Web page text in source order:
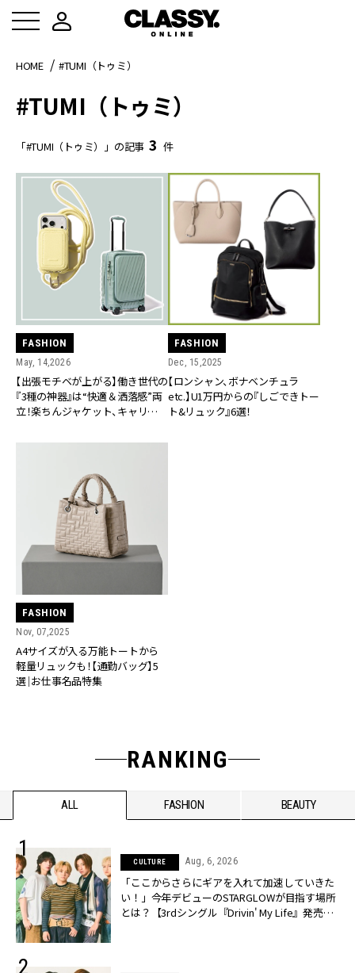
HOME #TUMI（トゥミ）
#TUMI（トゥミ）
「#TUMI（トゥミ）」の記事 3 件
FASHION
May, 14,2026
【出張モチベが上がる】働き世代の
『3種の神器』は“快適＆洒落感”両
立！楽ちんジャケット、キャリーバ
FASHION
Dec, 15,2025
【ロンシャン、ボナベンチュラ
etc.】U1万円からの『しごできトー
ト&リュック』6選！
FASHION
Nov, 07,2025
A4サイズが入る万能トートから
軽量リュックも！【通勤バッグ】5
選｜お仕事名品特集
RANKING
ALL FASHION BEAUTY
CULTURE Aug, 6, 2026
「ここからさらにギアを入れて加速していきた
い！」今年デビューのSTARGLOWが目指す場所
とは？【3rdシングル『Drivin' My Life』発売】 |